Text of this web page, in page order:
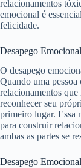
relacionamentos
emocional é
felicidade.
Desapego
O desapego
Quando uma pessoa
relacionamentos
reconhecer seu
primeiro lugar. Essa
para construir
ambas as partes se
Desapego